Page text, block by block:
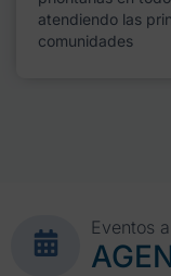
atendiendo las
comunidades
Eventos